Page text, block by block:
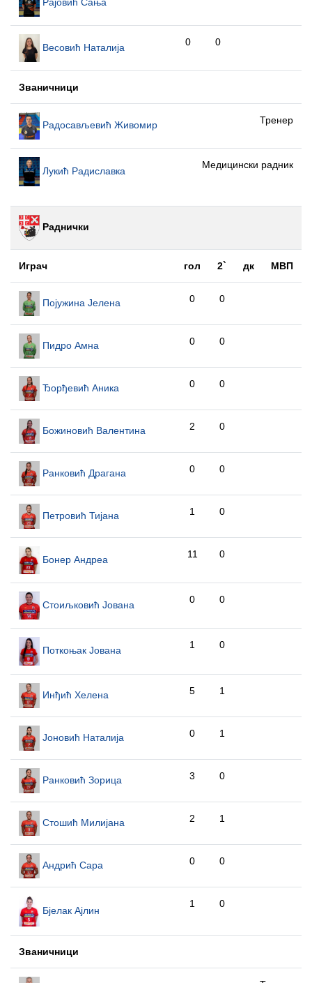
Весовић Наталија 0 0
Званичници
Радосављевић Живомир Тренер
Лукић Радиславка
Медицински радник
Раднички
Играч гол 2` дк МВП
Појужина Јелена 0 0
Пидро Амна 0 0
Ђорђевић Аника 0 0
Божиновић Валентина 2 0
Ранковић Драгана 0 0
Петровић Тијана 1 0
Бонер Андреа 11 0
Стоиљковић Јована 0 0
Поткоњак Јована
1 0
Инђић Хелена 5 1
Јоновић Наталија 0 1
Ранковић Зорица 3 0
Стошић Милијана 2 1
Андрић Сара 0 0
Бјелак Ајлин
1 0
Званичници